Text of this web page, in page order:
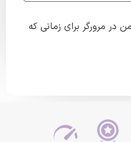
مرورگر برای زمانی که